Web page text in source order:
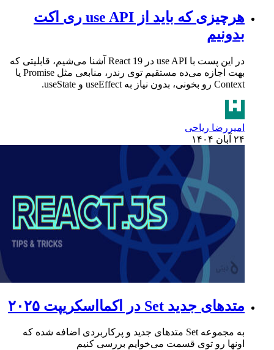
هرچیزی که باید از use API ری اکت
بدونیم
در این پست با use API در React 19 آشنا می‌شیم، قابلیتی که
بهت اجازه می‌ده مستقیم توی رندر، منابعی مثل Promise یا
Context رو بخونی، بدون نیاز به useEffect و useState.
امیررضا ریاحی
۲۴ آبان ۱۴۰۴
متدهای جدید Set در اکمااسکریپت ۲۰۲۵
به مجموعه Set متدهای جدید و پرکاربردی اضافه شده که
اونها رو توی قسمت می‌خوایم بررسی کنیم